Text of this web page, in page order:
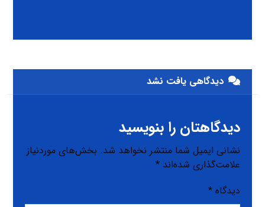
دیدگاهی یافت نشد
دیدگاهتان را بنویسید
نشانی ایمیل شما منتشر نخواهد شد. بخش‌های موردنیاز
علامت‌گذاری شده‌اند*
دیدگاه*